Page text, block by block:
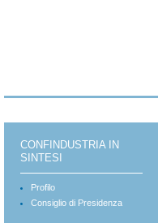
CONFINDUSTRIA IN
SINTESI
Profilo
Consiglio di Presidenza